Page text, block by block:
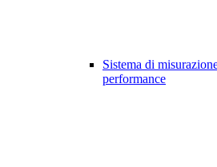
Sistema di
performance